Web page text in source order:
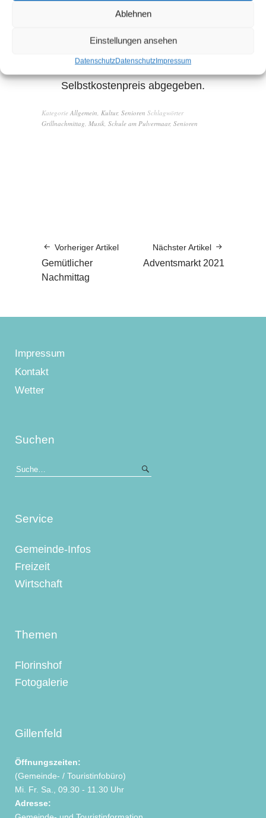
Ablehnen
Einstellungen ansehen
DatenschutzDatenschutzImpressum
Ortsbürgermeistern.
Selbstkostenpreis abgegeben.
Kategorie Allgemein, Kultur, Senioren Schlagwörter
Grillnachmittag, Musik, Schule am Pulvermaar, Senioren
Vorheriger Artikel
Gemütlicher
Nachmittag
Nächster Artikel
Adventsmarkt 2021
Impressum
Kontakt
Wetter
Suchen
Service
Gemeinde-Infos
Freizeit
Wirtschaft
Themen
Florinshof
Fotogalerie
Gillenfeld
Öffnungszeiten:
(Gemeinde- / Touristinfobüro)
Mi. Fr. Sa., 09.30 - 11.30 Uhr
Adresse: